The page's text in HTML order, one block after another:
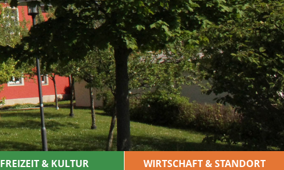
FREIZEIT & KULTUR WIRTSCHAFT & STANDORT